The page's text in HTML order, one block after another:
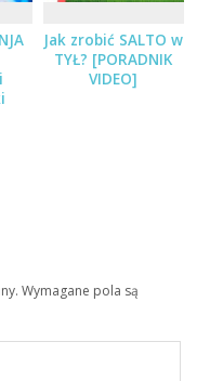
Jak zrobić SALTO w
TYŁ? [PORADNIK
VIDEO]
Wymagane pola są